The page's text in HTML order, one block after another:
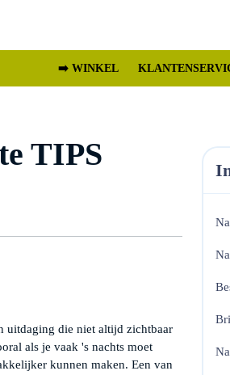
➡️ WINKEL
TIPS
uitdaging die niet altijd zichtbaar
als je vaak 's nachts moet
kunnen maken. Een van